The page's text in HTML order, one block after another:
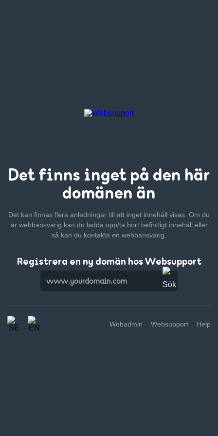
Det finns inget på den här
domänen än
Det kan finnas flera anledningar till att inget innehåll visas. Om du
är webbansvarig kan du ladda upp/ta bort befintligt innehåll eller
så kan du kontakta en webbansvarig.
Registrera en ny domän hos Websupport
Webadmin Websupport Help